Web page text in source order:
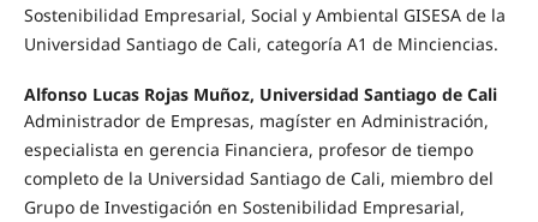
Sostenibilidad Empresarial, Social y Ambiental GISESA de la
Universidad Santiago de Cali, categoría A1 de Minciencias.
Alfonso Lucas Rojas Muñoz, Universidad Santiago de Cali
Administrador de Empresas, magíster en Administración,
especialista en gerencia Financiera, profesor de tiempo
completo de la Universidad Santiago de Cali, miembro del
Grupo de Investigación en Sostenibilidad Empresarial,